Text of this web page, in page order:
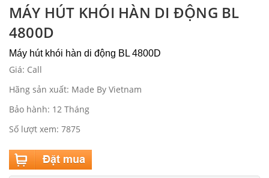
MÁY HÚT KHÓI HÀN DI ĐỘNG BL
4800D
Máy hút khói hàn di động BL 4800D
Giá: Call
Hãng sản xuất: Made By Vietnam
Bảo hành: 12 Tháng
Số lượt xem: 7875